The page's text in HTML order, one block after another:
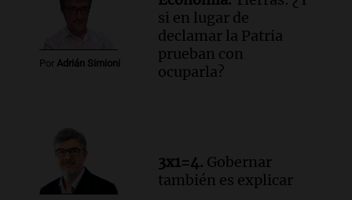
el Senado.
Viva la Radio Rosario
Episodios
Luis Juez cuestionó la polémica
Informados al regreso
Episodios
Por Adrián Simioni
si en lugar de
declamar la Patria
prueban con
ocuparla?
3x1=4. Gobernar
también es explicar